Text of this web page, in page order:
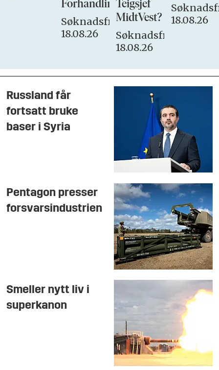
Forhandlingsutvalget
Søknadsfrist:
18.08.26
Teigsjef
MidtVest?
Søknadsfrist:
18.08.26
18.08.26
Russland får
fortsatt bruke
baser i Syria
Pentagon presser
forsvarsindustrien
Smeller nytt liv i
superkanon